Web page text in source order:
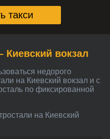
такси
Киевский вокзал
на Киевский вокзал и с
по фиксированной